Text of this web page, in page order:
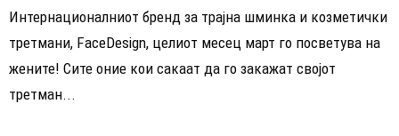
Интернационалниот бренд за трајна шминка и козметички
третмани, FaceDesign, целиот месец март го посветува на
жените! Сите оние кои сакаат да го закажат својот
третман...